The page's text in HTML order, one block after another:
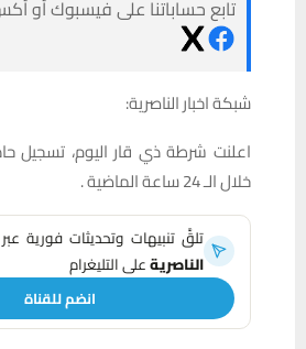
تابع حساباتنا على فيسبوك أو
شبكة اخبار الناصرية:
اعلنت شرطة ذي قار اليوم، تسجيل
خلال الـ 24 ساعة الماضية .
تلقَّ تنبيهات وتحديثات فورية
الناصريةعلى التليغرام
انضم للقناة